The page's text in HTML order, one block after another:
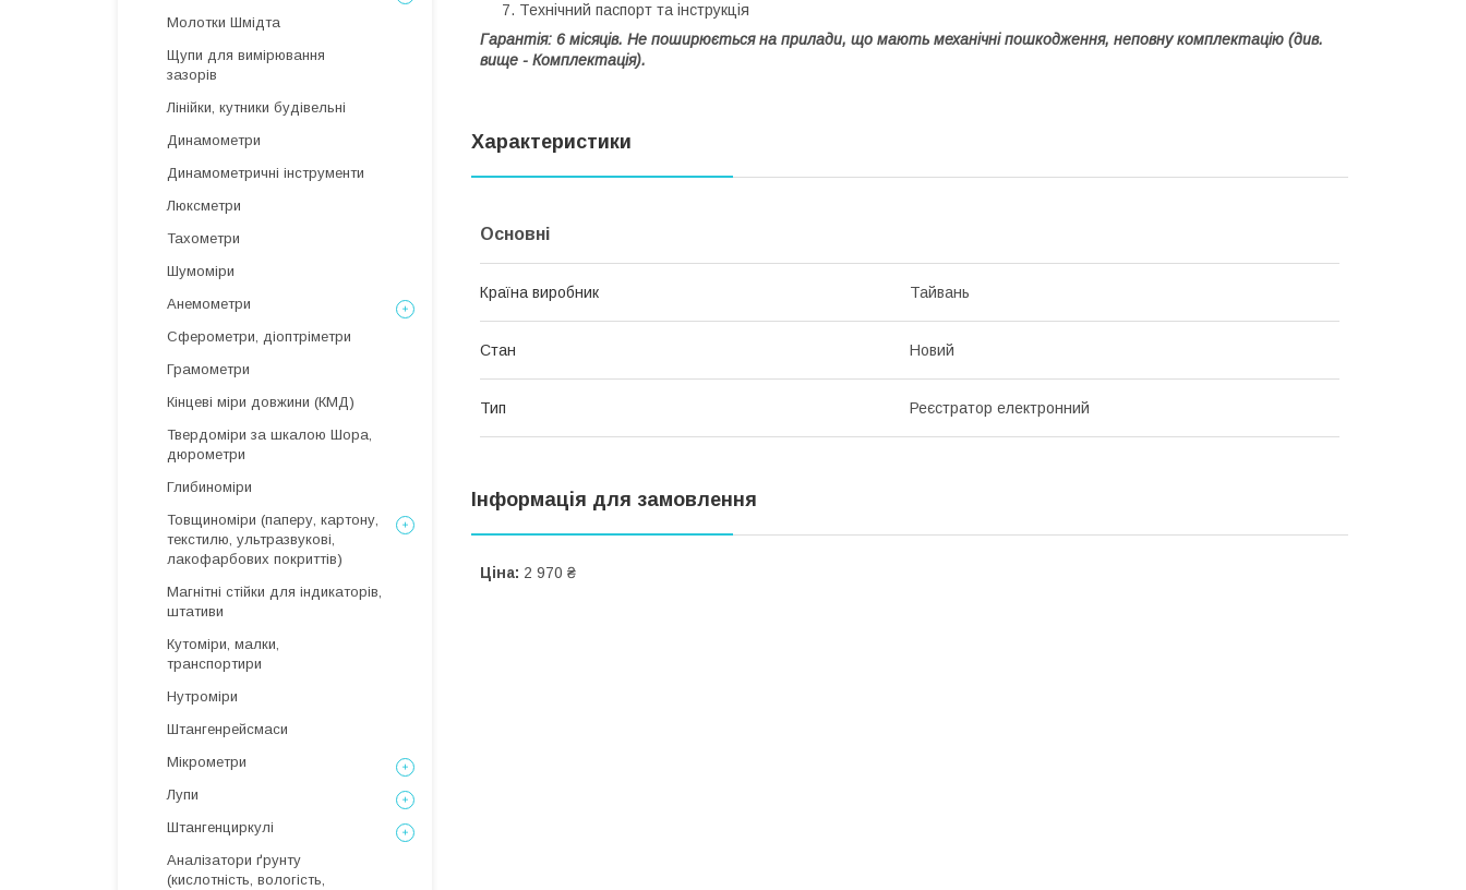
Технічний паспорт та інструкція
Гарантія: 6 місяців. Не поширюється на прилади, що мають механічні пошкодження, неповну комплектацію (див.
вище - Комплектація).
Характеристики
Основні
Країна виробник Тайвань
Стан Новий
Тип Реєстратор електронний
Інформація для замовлення
Ціна: 2 970 ₴
Молотки Шмідта
Щупи для вимірювання
зазорів
Лінійки, кутники будівельні
Динамометри
Динамометричні інструменти
Люксметри
Тахометри
Шумоміри
Анемометри
Сферометри, діоптріметри
Грамометри
Кінцеві міри довжини (КМД)
Твердоміри за шкалою Шора,
дюрометри
Глибиноміри
Товщиноміри (паперу, картону,
текстилю, ультразвукові,
лакофарбових покриттів)
Магнітні стійки для індикаторів,
штативи
Кутоміри, малки,
транспортири
Нутроміри
Штангенрейсмаси
Мікрометри
Лупи
Штангенциркулі
Аналізатори ґрунту
(кислотність, вологість,